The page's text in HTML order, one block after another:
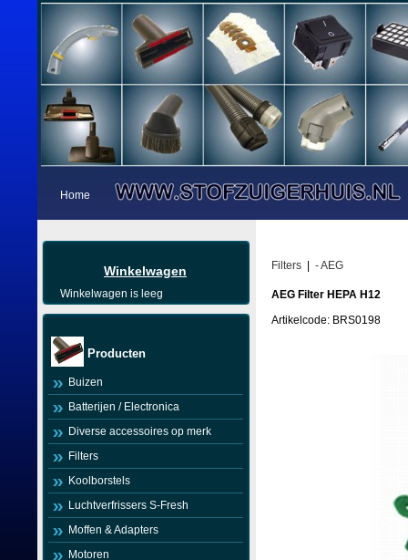
Home
Winkelwagen
Winkelwagen is leeg
Producten
Buizen
Batterijen / Electronica
Diverse accessoires op merk
Filters
Koolborstels
Luchtverfrissers S-Fresh
Moffen & Adapters
Motoren
Filters| - AEG
AEG Filter HEPA H12
Artikelcode: BRS0198